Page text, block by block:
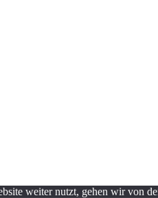
weiter nutzt, gehen wir von